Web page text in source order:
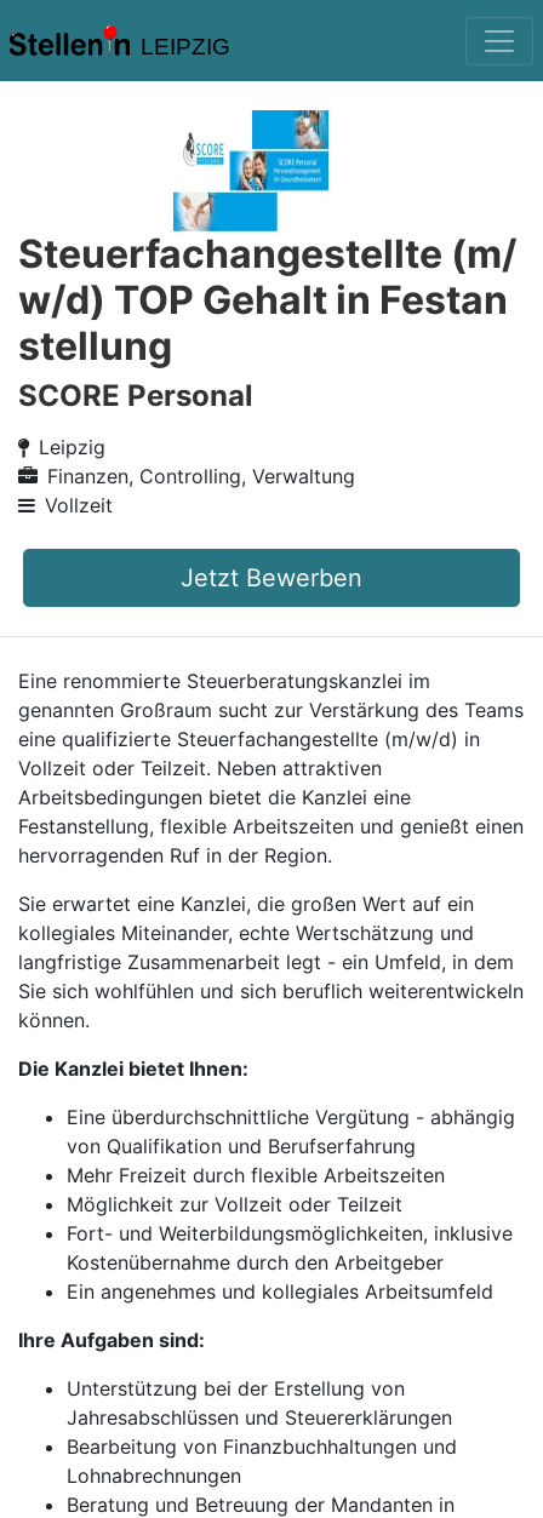
LEIPZIG
Steuerfachangestellte (m/
w/d) TOP Gehalt in Festan
stellung
SCORE Personal
Leipzig
Finanzen, Controlling, Verwaltung
Vollzeit
Jetzt Bewerben
Eine renommierte Steuerberatungskanzlei im
genannten Großraum sucht zur Verstärkung des Teams
eine qualifizierte Steuerfachangestellte (m/w/d) in
Vollzeit oder Teilzeit. Neben attraktiven
Arbeitsbedingungen bietet die Kanzlei eine
Festanstellung, flexible Arbeitszeiten und genießt einen
hervorragenden Ruf in der Region.
Sie erwartet eine Kanzlei, die großen Wert auf ein
kollegiales Miteinander, echte Wertschätzung und
langfristige Zusammenarbeit legt - ein Umfeld, in dem
Sie sich wohlfühlen und sich beruflich weiterentwickeln
können.
Die Kanzlei bietet Ihnen:
Eine überdurchschnittliche Vergütung - abhängig
von Qualifikation und Berufserfahrung
Mehr Freizeit durch flexible Arbeitszeiten
Möglichkeit zur Vollzeit oder Teilzeit
Fort- und Weiterbildungsmöglichkeiten, inklusive
Kostenübernahme durch den Arbeitgeber
Ein angenehmes und kollegiales Arbeitsumfeld
Ihre Aufgaben sind:
Unterstützung bei der Erstellung von
Jahresabschlüssen und Steuererklärungen
Bearbeitung von Finanzbuchhaltungen und
Lohnabrechnungen
Beratung und Betreuung der Mandanten in